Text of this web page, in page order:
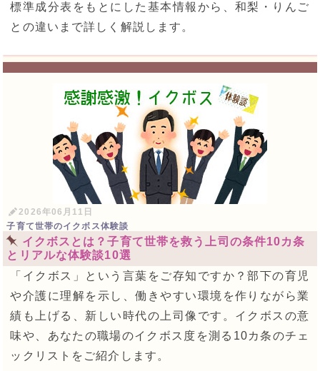
標準成分表をもとにした基本情報から、和梨・りんご
との違いまで詳しく解説します。
2026年06月11日
子育て世帯のイクボス体験談
イクボスとは？子育て世帯を救う上司の条件10カ条
とリアルな体験談10選
「イクボス」という言葉をご存知ですか？部下の育児
や介護に理解を示し、働きやすい環境を作りながら業
績も上げる、新しい時代の上司像です。イクボスの意
味や、あなたの職場のイクボス度を測る10カ条のチェ
ックリストをご紹介します。